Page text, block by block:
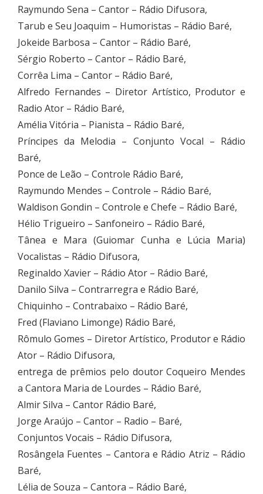
Raymundo Sena – Cantor – Rádio Difusora,
Tarub e Seu Joaquim – Humoristas – Rádio Baré,
Jokeide Barbosa – Cantor – Rádio Baré,
Sérgio Roberto – Cantor – Rádio Baré,
Corrêa Lima – Cantor – Rádio Baré,
Alfredo Fernandes – Diretor Artístico, Produtor e
Radio Ator – Rádio Baré,
Amélia Vitória – Pianista – Rádio Baré,
Príncipes da Melodia – Conjunto Vocal – Rádio
Baré,
Ponce de Leão – Controle Rádio Baré,
Raymundo Mendes – Controle – Rádio Baré,
Waldison Gondin – Controle e Chefe – Rádio Baré,
Hélio Trigueiro – Sanfoneiro – Rádio Baré,
Tânea e Mara (Guiomar Cunha e Lúcia Maria)
Vocalistas – Rádio Difusora,
Reginaldo Xavier – Rádio Ator – Rádio Baré,
Danilo Silva – Contrarregra e Rádio Baré,
Chiquinho – Contrabaixo – Rádio Baré,
Fred (Flaviano Limonge) Rádio Baré,
Rômulo Gomes – Diretor Artístico, Produtor e Rádio
Ator – Rádio Difusora,
entrega de prêmios pelo doutor Coqueiro Mendes
a Cantora Maria de Lourdes – Rádio Baré,
Almir Silva – Cantor Rádio Baré,
Jorge Araújo – Cantor – Radio – Baré,
Conjuntos Vocais – Rádio Difusora,
Rosângela Fuentes – Cantora e Rádio Atriz – Rádio
Baré,
Lélia de Souza – Cantora – Rádio Baré,